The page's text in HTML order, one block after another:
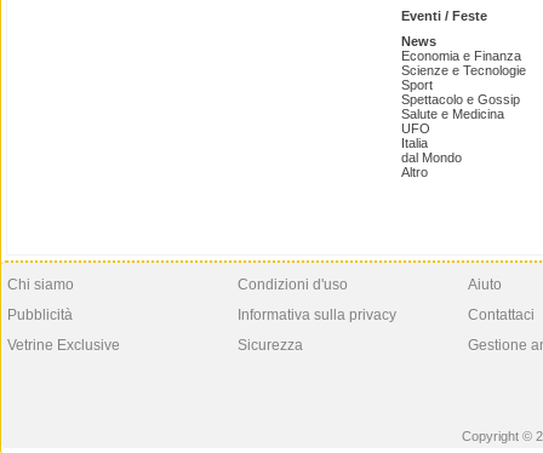
Eventi / Feste
News
Economia e Finanza
Scienze e Tecnologie
Sport
Spettacolo e Gossip
Salute e Medicina
UFO
Italia
dal Mondo
Altro
Chi siamo
Pubblicità
Vetrine Exclusive
Condizioni d'uso
Informativa sulla privacy
Sicurezza
Aiuto
Contattaci
Gestione
Copyright ©